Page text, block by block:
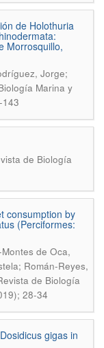
de Holothuria
Morrosquillo,
Jorge;
Marina y
de Biología
consumption by
(Perciformes:
de Oca,
Román-Reyes,
de Biología
28-34
gigas in